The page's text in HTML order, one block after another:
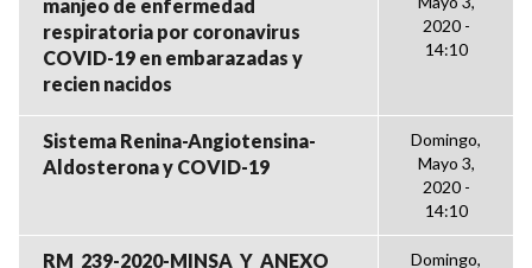
manjeo de enfermedad
respiratoria por coronavirus
COVID-19 en embarazadas y
recien nacidos
2020 -
14:10
Sistema Renina-Angiotensina-
Aldosterona y COVID-19
Domingo,
Mayo 3,
2020 -
14:10
RM_239-2020-MINSA_Y_ANEXO
Domingo,